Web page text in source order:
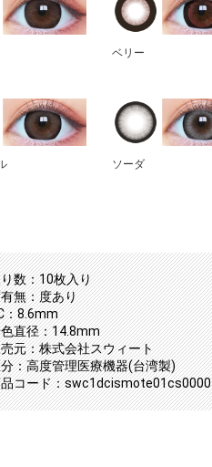
ベリー
ソーダ
数：10枚入り
無：度あり
：8.6mm
直径：14.8mm
元：株式会社スウィート
：高度管理医療機器(台湾製)
コード：swc1dcismote01cs0000